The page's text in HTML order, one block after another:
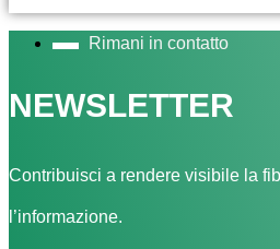
Rimani in contatto
NEWSLETTER
Contribuisci a rendere visibile la
l’informazione.